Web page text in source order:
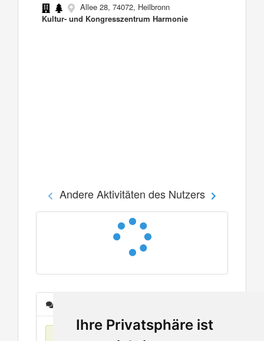
Ihre Privatsphäre ist
Allee 28, 74072, Heilbronn
Kultur- und Kongresszentrum Harmonie
Andere Aktivitäten des Nutzers